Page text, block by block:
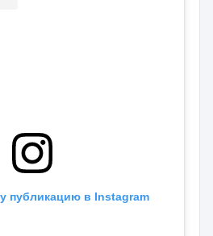
публикацию в Instagram